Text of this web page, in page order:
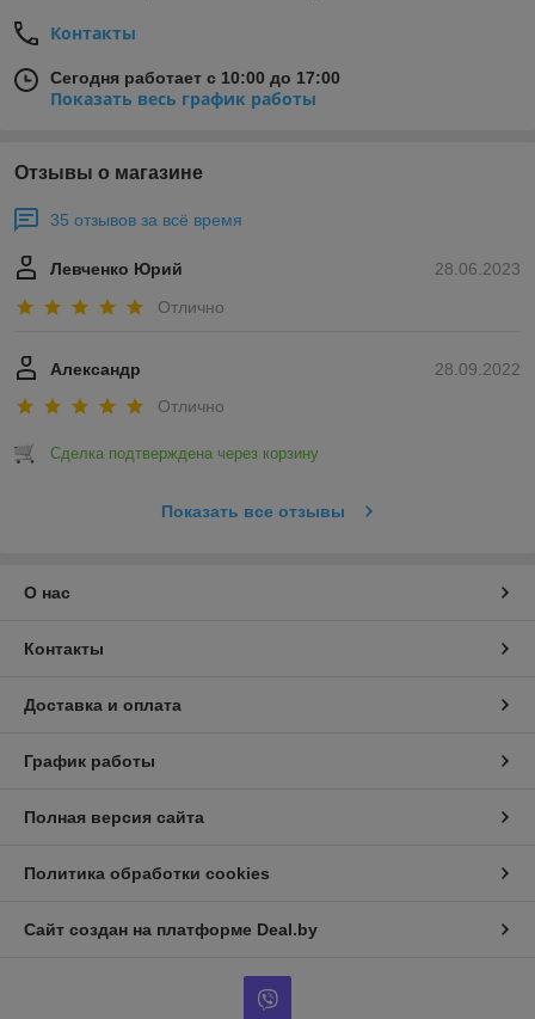
Контакты
Сегодня работает с 10:00 до 17:00
Показать весь график работы
Отзывы о магазине
35 отзывов за всё время
28.06.2023
Левченко Юрий
Отлично
28.09.2022
Александр
Отлично
Сделка подтверждена через корзину
Показать все отзывы
О нас
Контакты
Доставка и оплата
График работы
Полная версия сайта
Политика обработки cookies
Сайт создан на платформе Deal.by